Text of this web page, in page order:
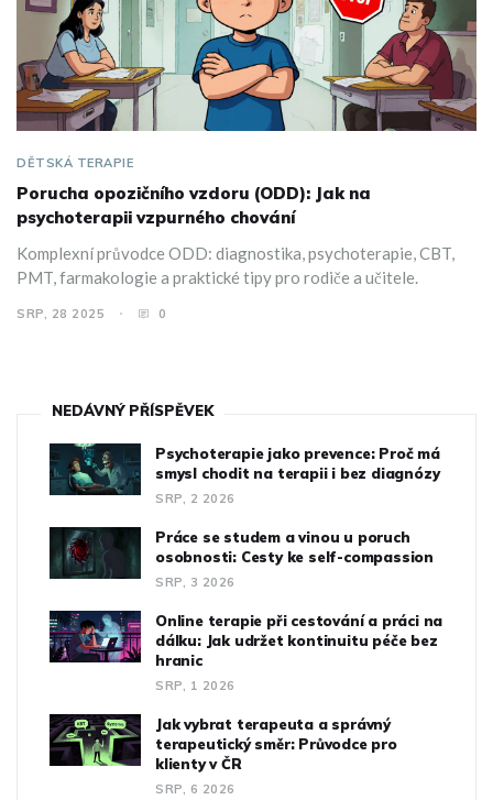
DĚTSKÁ TERAPIE
Porucha opozičního vzdoru (ODD): Jak na
psychoterapii vzpurného chování
Komplexní průvodce ODD: diagnostika, psychoterapie, CBT,
PMT, farmakologie a praktické tipy pro rodiče a učitele.
SRP, 28 2025 0
NEDÁVNÝ PŘÍSPĚVEK
Psychoterapie jako prevence: Proč má
smysl chodit na terapii i bez diagnózy
SRP, 2 2026
Práce se studem a vinou u poruch
osobnosti: Cesty ke self-compassion
SRP, 3 2026
Online terapie při cestování a práci na
dálku: Jak udržet kontinuitu péče bez
hranic
SRP, 1 2026
Jak vybrat terapeuta a správný
terapeutický směr: Průvodce pro
klienty v ČR
SRP, 6 2026